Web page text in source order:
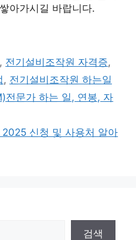
아가시길 바랍니다.
, 전기설비조작원 자격증,
, 전기설비조작원 하는일
전문가 하는 일, 연봉, 자
신청 및 사용처 알아
검색